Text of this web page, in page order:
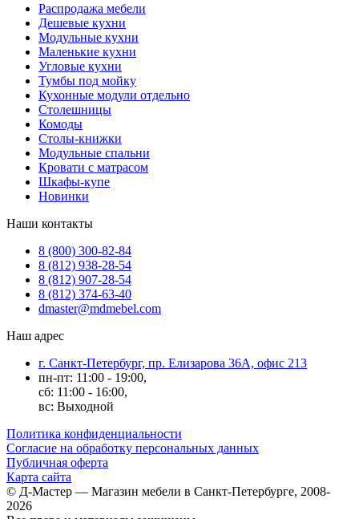
Распродажа мебели
Дешевые кухни
Модульные кухни
Маленькие кухни
Угловые кухни
Тумбы под мойку
Кухонные модули отдельно
Столешницы
Комоды
Столы-книжки
Модульные спальни
Кровати с матрасом
Шкафы-купе
Новинки
Наши контакты
8 (800) 300-82-84
8 (812) 938-28-54
8 (812) 907-28-54
8 (812) 374-63-40
dmaster@mdmebel.com
Наш адрес
г. Санкт-Петербург, пр. Елизарова 36А, офис 213
пн-пт: 11:00 - 19:00,
сб: 11:00 - 16:00,
вс: Выходной
Политика конфиденциальности
Согласие на обработку персональных данных
Публичная оферта
Карта сайта
© Д-Мастер — Магазин мебели в Санкт-Петербурге, 2008-
2026